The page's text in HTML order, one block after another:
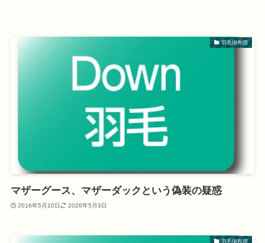
羽毛掛布団
マザーグース、マザーダックという偽装の疑惑
2016年5月10日 2026年5月3日
羽毛掛布団